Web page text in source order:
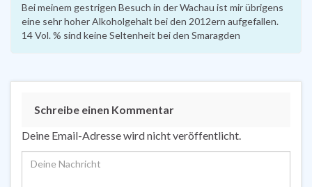
Bei meinem gestrigen Besuch in der Wachau ist mir übrigens
eine sehr hoher Alkoholgehalt bei den 2012ern aufgefallen.
14 Vol. % sind keine Seltenheit bei den Smaragden
Schreibe einen Kommentar
Deine Email-Adresse wird nicht veröffentlicht.